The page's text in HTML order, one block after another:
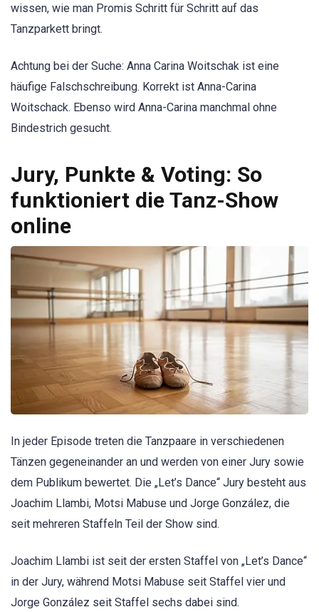
wissen, wie man Promis Schritt für Schritt auf das
Tanzparkett bringt.
Achtung bei der Suche: Anna Carina Woitschak ist eine
häufige Falschschreibung. Korrekt ist Anna-Carina
Woitschack. Ebenso wird Anna-Carina manchmal ohne
Bindestrich gesucht.
Jury, Punkte & Voting: So
funktioniert die Tanz-Show
online
In jeder Episode treten die Tanzpaare in verschiedenen
Tänzen gegeneinander an und werden von einer Jury sowie
dem Publikum bewertet. Die „Let’s Dance“ Jury besteht aus
Joachim Llambi, Motsi Mabuse und Jorge González, die
seit mehreren Staffeln Teil der Show sind.
Joachim Llambi ist seit der ersten Staffel von „Let’s Dance“
in der Jury, während Motsi Mabuse seit Staffel vier und
Jorge González seit Staffel sechs dabei sind.